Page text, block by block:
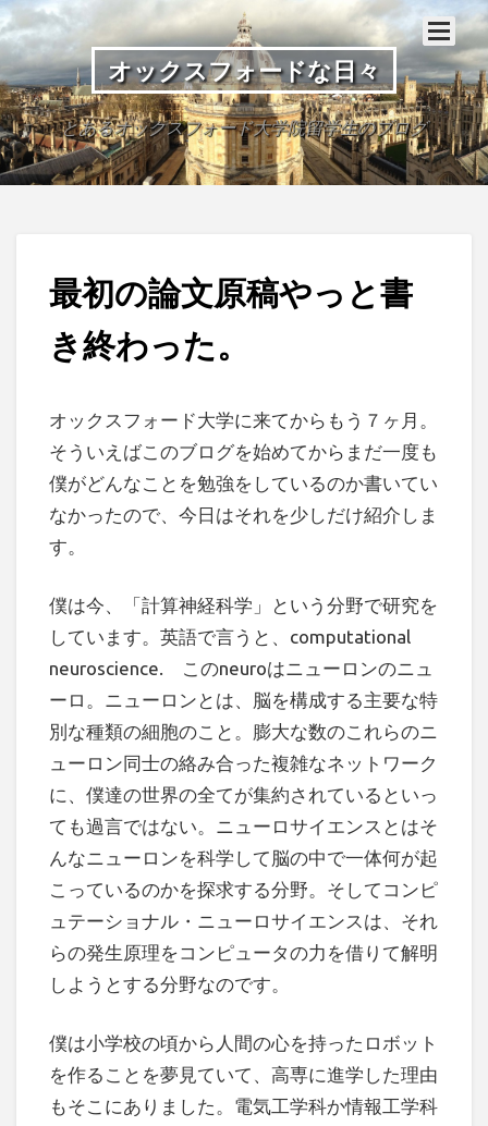
オックスフォードな日々
とあるオックスフォード大学院留学生のブログ
最初の論文原稿やっと書
き終わった。
オックスフォード大学に来てからもう７ヶ月。
そういえばこのブログを始めてからまだ一度も
僕がどんなことを勉強をしているのか書いてい
なかったので、今日はそれを少しだけ紹介しま
す。
僕は今、「計算神経科学」という分野で研究を
しています。英語で言うと、computational
neuroscience. このneuroはニューロンのニュ
ーロ。ニューロンとは、脳を構成する主要な特
別な種類の細胞のこと。膨大な数のこれらのニ
ューロン同士の絡み合った複雑なネットワーク
に、僕達の世界の全てが集約されているといっ
ても過言ではない。ニューロサイエンスとはそ
んなニューロンを科学して脳の中で一体何が起
こっているのかを探求する分野。そしてコンピ
ュテーショナル・ニューロサイエンスは、それ
らの発生原理をコンピュータの力を借りて解明
しようとする分野なのです。
僕は小学校の頃から人間の心を持ったロボット
を作ることを夢見ていて、高専に進学した理由
もそこにありました。電気工学科か情報工学科